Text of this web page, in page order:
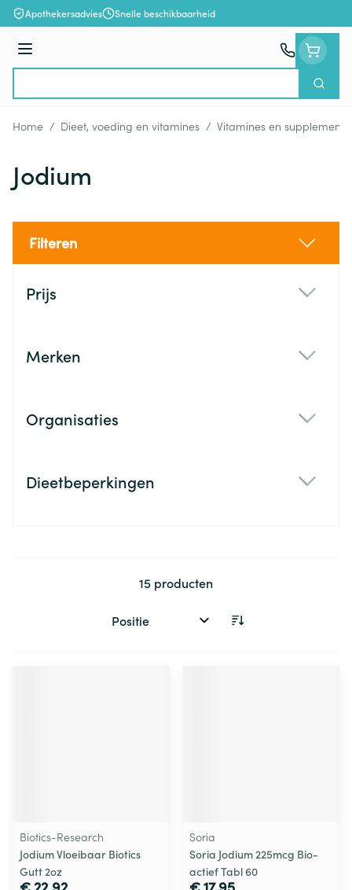
Ga naar de inhoud
Apothekersadvies Snelle beschikbaarheid
Menu
Zoek
Home / Dieet, voeding en vitamines / Vitamines en
Jodium
Filteren
Prijs
Merken
Organisaties
Dieetbeperkingen
15 producten
Sorteer op:
Biotics-Research
Jodium Vloeibaar Biotics
Gutt 2oz
Soria
Soria Jodium 225mcg Bio-
actief Tabl 60